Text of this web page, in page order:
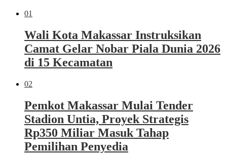
01
Wali Kota Makassar Instruksikan
Camat Gelar Nobar Piala Dunia 2026
di 15 Kecamatan
02
Pemkot Makassar Mulai Tender
Stadion Untia, Proyek Strategis
Rp350 Miliar Masuk Tahap
Pemilihan Penyedia